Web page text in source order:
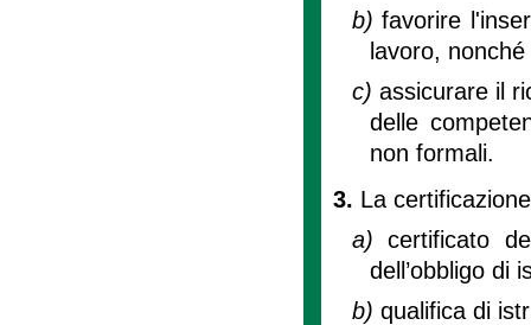
b)favorire
lavoro,
c) assicurare il
delle
non formali.
3. La
a)certificato
dell’obbligo di
b) qualifica di